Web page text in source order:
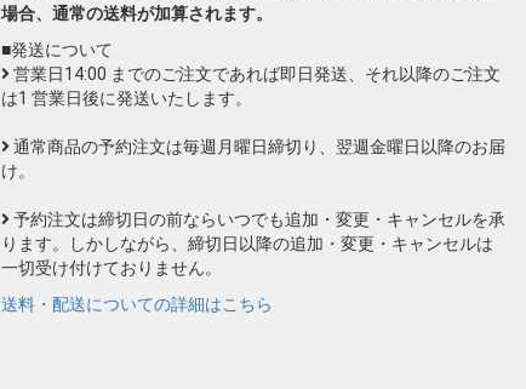
場合、通常の送料が加算されます。
■発送について
営業日14:00 までのご注文であれば即日発送、それ以降のご注文
は1 営業日後に発送いたします。
通常商品の予約注文は毎週月曜日締切り、翌週金曜日以降のお届
け。
予約注文は締切日の前ならいつでも追加・変更・キャンセルを承
ります。しかしながら、締切日以降の追加・変更・キャンセルは
一切受け付けておりません。
送料・配送についての詳細はこちら